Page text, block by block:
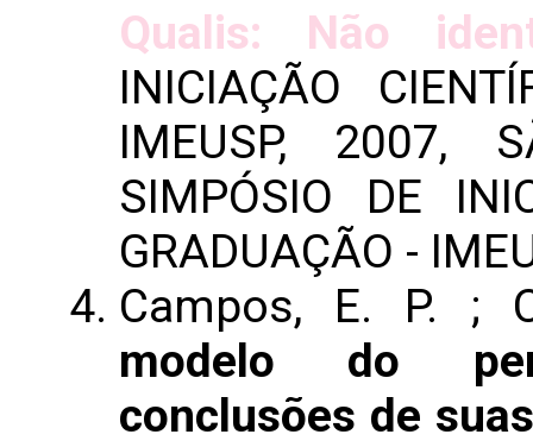
Qualis: Não
INICIAÇÃO
IMEUSP, 2007,
SIMPÓSIO DE
GRADUAÇÃO -
Campos, E. P. ;
modelo do
conclusões de